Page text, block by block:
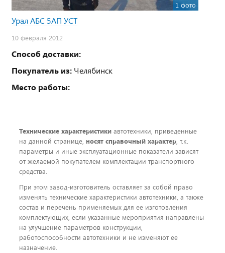
1 фото
Урал АБС 5АП УСТ
10 февраля 2012
Способ доставки:
Покупатель из: Челябинск
Место работы:
Технические характеристики автотехники, приведенные
на данной странице, носят справочный характер, т.к.
параметры и иные эксплуатационные показатели зависят
от желаемой покупателем комплектации транспортного
средства.
При этом завод-изготовитель оставляет за собой право
изменять технические характеристики автотехники, а также
состав и перечень применяемых для ее изготовления
комплектующих, если указанные мероприятия направлены
на улучшение параметров конструкции,
работоспособности автотехники и не изменяют ее
назначение.